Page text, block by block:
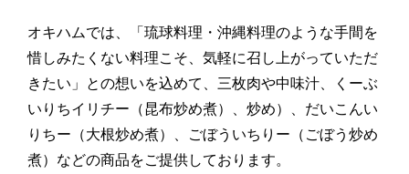
オキハムでは、「琉球料理・沖縄料理のような手間を
惜しみたくない料理こそ、気軽に召し上がっていただ
きたい」との想いを込めて、三枚肉や中味汁、くーぶ
いりちイリチー（昆布炒め煮）、炒め）、だいこんい
りちー（大根炒め煮）、ごぼういちりー（ごぼう炒め
煮）などの商品をご提供しております。